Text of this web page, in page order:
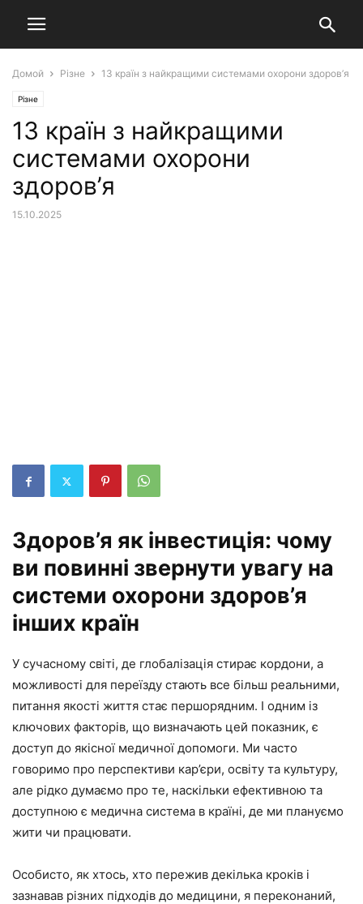
Домой Різне 13 країн з найкращими системами охорони здоров’я
Різне
13 країн з найкращими
системами охорони
здоров’я
15.10.2025
Здоров’я як інвестиція: чому
ви повинні звернути увагу на
системи охорони здоров’я
інших країн
У сучасному світі, де глобалізація стирає кордони, а
можливості для переїзду стають все більш реальними,
питання якості життя стає першорядним. І одним із
ключових факторів, що визначають цей показник, є
доступ до якісної медичної допомоги. Ми часто
говоримо про перспективи кар’єри, освіту та культуру,
але рідко думаємо про те, наскільки ефективною та
доступною є медична система в країні, де ми плануємо
жити чи працювати.
Особисто, як хтось, хто пережив декілька кроків і
зазнавав різних підходів до медицини, я переконаний,